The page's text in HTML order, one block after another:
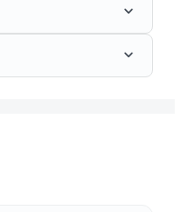
keyboard_arrow_down
keyboard_arrow_down